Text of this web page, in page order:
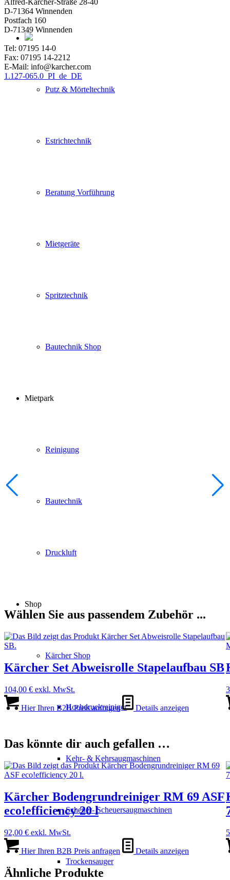
Putz & Mörteltechnik
Estrichtechnik
Beratung Vorführung
Mietgeräte
Spritztechnik
Bautechnik Shop
Mietpark
Reinigung
Bautechnik
Druckluft
Shop
Kärcher Shop
Hochdruckreiniger
Kehr- & Kehrsaugmaschinen
Scheuer- Scheuersaugmaschinen
Trockensauger
Alfred-Kärcher-Straße 28-40
D-71364 Winnenden
Postfach 160
D-71349 Winnenden
Tel: 07195 14-0
Fax: 07195 14-2212
E-Mail: info@karcher.com
1.127-065.0_PI_de_DE
Wählen Sie aus passendem Zubehör ...
Kärcher Set Abweisrolle Stapelaufbau SB
104,00 € exkl. MwSt.
Hier Ihren B2B Preis anfragen Details anzeigen
Das könnte dir auch gefallen …
Kärcher Bodengrundreiniger RM 69 ASF
eco!efficiency 20 l
92,00 € exkl. MwSt.
Hier Ihren B2B Preis anfragen Details anzeigen
Ähnliche Produkte